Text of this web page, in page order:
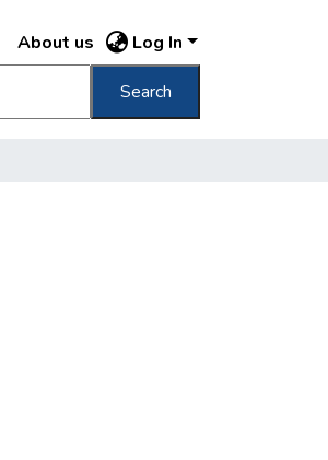
About us Log In
Search